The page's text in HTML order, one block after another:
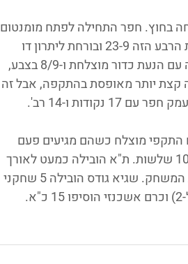
שניצחה בחוץ. חפר התחילה לפתח מומנטום
ברבע השני, וברבע השלישי כבר הייתה בשליטה כשהיא מנצחת את הרבע הזה 23-9 ובורחת ליתרון דו
ספרתי באזור ה-20. ההתקפה של האורחים נראתה נהדר ברבע הזה עם הנעת כדור מוצלחת ו-8/9 בצבע,
קצת יותר מאופסת בהתקפה, אבל זה
ו-14 רב'.
עוד יום התקפי מוצלח כשהם מגיעים פעם
אחר פעם לצבע ולטבעת, ורושמים שם גם אחוזי קליעה טובים לצד 10 שלשות. ת"א הובילה כמעט לאורך
כל המשחק, ומהרבע השני גם בדו ספרתי שהלך וגדל עם התקדמות המשחק. שגיא גודס הובילה 5 שחקני
בדו ספרתי עם 20 נקודות (8/13 מהשדה), גבריאל ארטמנקו (6/8 ל-2) וכרם אשכנזי הוסיפו 15 כ"א.